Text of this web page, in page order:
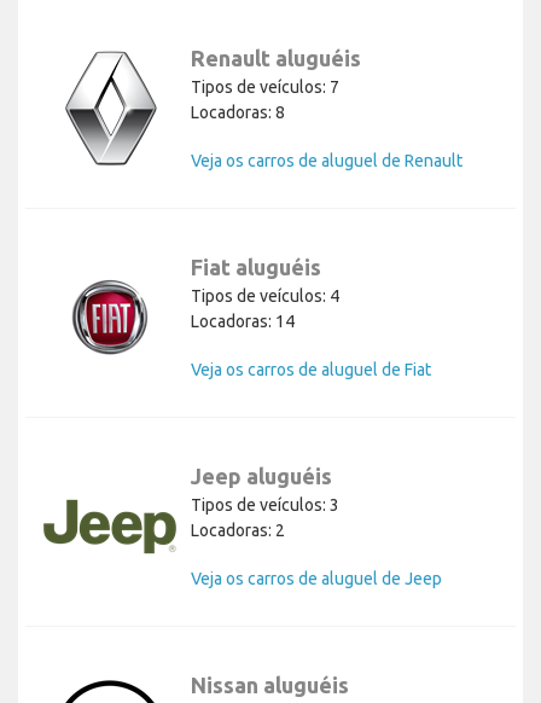
Renault aluguéis
Tipos de veículos: 7
Locadoras: 8
Veja os carros de aluguel de Renault
Fiat aluguéis
Tipos de veículos: 4
Locadoras: 14
Veja os carros de aluguel de Fiat
Jeep aluguéis
Tipos de veículos: 3
Locadoras: 2
Veja os carros de aluguel de Jeep
Nissan aluguéis